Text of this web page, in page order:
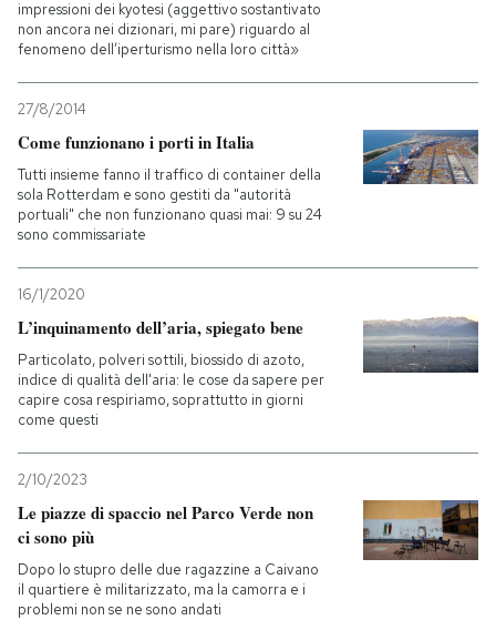
impressioni dei kyotesi (aggettivo sostantivato
non ancora nei dizionari, mi pare) riguardo al
fenomeno dell’iperturismo nella loro città»
27/8/2014
Come funzionano i porti in Italia
Tutti insieme fanno il traffico di container della
sola Rotterdam e sono gestiti da "autorità
portuali" che non funzionano quasi mai: 9 su 24
sono commissariate
16/1/2020
L’inquinamento dell’aria, spiegato bene
Particolato, polveri sottili, biossido di azoto,
indice di qualità dell'aria: le cose da sapere per
capire cosa respiriamo, soprattutto in giorni
come questi
2/10/2023
Le piazze di spaccio nel Parco Verde non
ci sono più
Dopo lo stupro delle due ragazzine a Caivano
il quartiere è militarizzato, ma la camorra e i
problemi non se ne sono andati